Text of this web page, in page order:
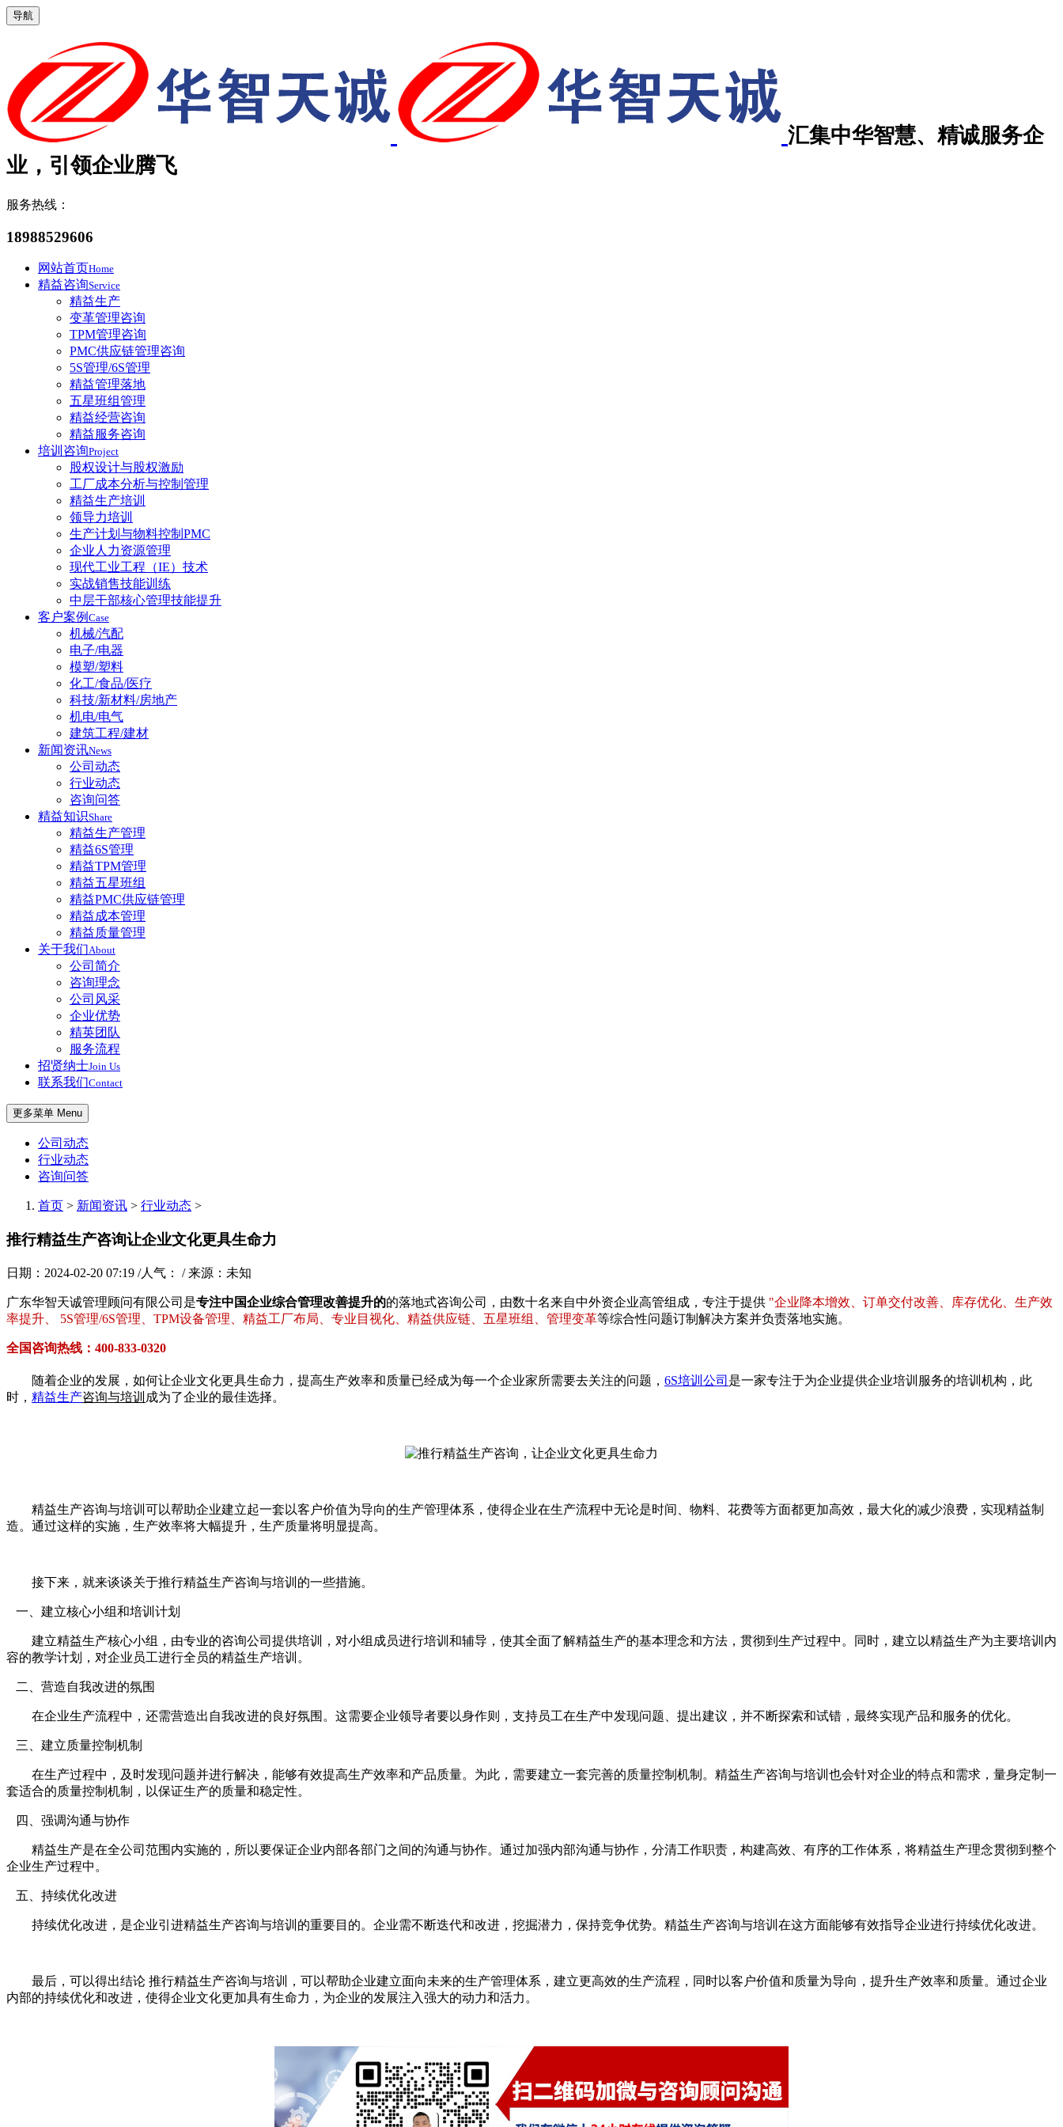
导航
汇集中华智慧、精诚服务企
业，引领企业腾飞
服务热线：
18988529606
网站首页Home
精益咨询Service
精益生产
变革管理咨询
TPM管理咨询
PMC供应链管理咨询
5S管理/6S管理
精益管理落地
五星班组管理
精益经营咨询
精益服务咨询
培训咨询Project
股权设计与股权激励
工厂成本分析与控制管理
精益生产培训
领导力培训
生产计划与物料控制PMC
企业人力资源管理
现代工业工程（IE）技术
实战销售技能训练
中层干部核心管理技能提升
客户案例 Case
机械/汽配
电子/电器
模塑/塑料
化工/食品/医疗
科技/新材料/房地产
机电/电气
建筑工程/建材
新闻资讯News
公司动态
行业动态
咨询问答
精益知识Share
精益生产管理
精益6S管理
精益TPM管理
精益五星班组
精益PMC供应链管理
精益成本管理
精益质量管理
关于我们About
公司简介
咨询理念
公司风采
企业优势
精英团队
服务流程
招贤纳士Join Us
联系我们Contact
更多菜单 Menu
公司动态
行业动态
咨询问答
首页 > 新闻资讯 > 行业动态 >
推行精益生产咨询让企业文化更具生命力
日期：2024-02-20 07:19 /人气： / 来源：未知
广东华智天诚管理顾问有限公司是专注中国企业综合管理改善提升的的落地式咨询公司，由数十名来自中外资企业高管组成，专注于提供 "企业降本增效、订单交付改善、库存优化、生产效
率提升、 5S管理/6S管理、TPM设备管理、精益工厂布局、专业目视化、精益供应链、五星班组、管理变革等综合性问题订制解决方案并负责落地实施。
全国咨询热线：400-833-0320
随着企业的发展，如何让企业文化更具生命力，提高生产效率和质量已经成为每一个企业家所需要去关注的问题， 6S培训公司 是一家专注于为企业提供企业培训服务的培训机构，此
时， 精益生产咨询与培训 成为了企业的最佳选择。
精益生产咨询与培训可以帮助企业建立起一套以客户价值为导向的生产管理体系，使得企业在生产流程中无论是时间、物料、花费等方面都更加高效，最大化的减少浪费，实现精益制
造。通过这样的实施，生产效率将大幅提升，生产质量将明显提高。
接下来，就来谈谈关于推行精益生产咨询与培训的一些措施。
一、建立核心小组和培训计划
建立精益生产核心小组，由专业的咨询公司提供培训，对小组成员进行培训和辅导，使其全面了解精益生产的基本理念和方法，贯彻到生产过程中。同时，建立以精益生产为主要培训内
容的教学计划，对企业员工进行全员的精益生产培训。
二、营造自我改进的氛围
在企业生产流程中，还需营造出自我改进的良好氛围。这需要企业领导者要以身作则，支持员工在生产中发现问题、提出建议，并不断探索和试错，最终实现产品和服务的优化。
三、建立质量控制机制
在生产过程中，及时发现问题并进行解决，能够有效提高生产效率和产品质量。为此，需要建立一套完善的质量控制机制。精益生产咨询与培训也会针对企业的特点和需求，量身定制一
套适合的质量控制机制，以保证生产的质量和稳定性。
四、强调沟通与协作
精益生产是在全公司范围内实施的，所以要保证企业内部各部门之间的沟通与协作。通过加强内部沟通与协作，分清工作职责，构建高效、有序的工作体系，将精益生产理念贯彻到整个
企业生产过程中。
五、持续优化改进
持续优化改进，是企业引进精益生产咨询与培训的重要目的。企业需不断迭代和改进，挖掘潜力，保持竞争优势。精益生产咨询与培训在这方面能够有效指导企业进行持续优化改进。
最后，可以得出结论 推行精益生产咨询与培训，可以帮助企业建立面向未来的生产管理体系，建立更高效的生产流程，同时以客户价值和质量为导向，提升生产效率和质量。通过企业
内部的持续优化和改进，使得企业文化更加具有生命力，为企业的发展注入强大的动力和活力。